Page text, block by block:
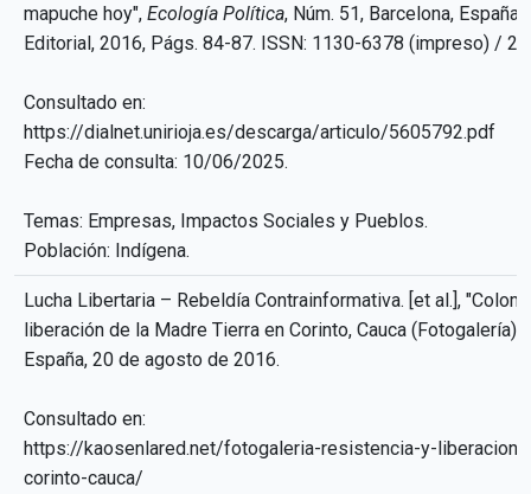
mapuche hoy", Ecología Política, Núm. 51, Barcelona,
Editorial, 2016, Págs. 84-87. ISSN: 1130-6378 (impreso) /
Consultado en:
https://dialnet.unirioja.es/descarga/articulo/5605792.pdf
Fecha de consulta: 10/06/2025.
Temas: Empresas, Impactos Sociales y Pueblos.
Población: Indígena.
Lucha Libertaria – Rebeldía Contrainformativa. [et al.],
liberación de la Madre Tierra en Corinto, Cauca (Fotogalería)",
España, 20 de agosto de 2016.
Consultado en:
https://kaosenlared.net/fotogaleria-resistencia-y-
corinto-cauca/